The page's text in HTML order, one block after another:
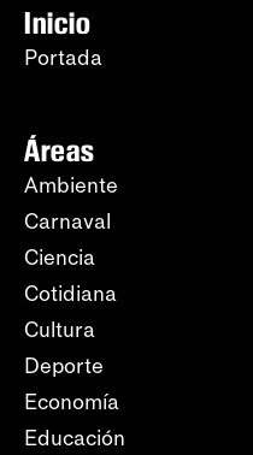
Inicio
Portada
Áreas
Ambiente
Carnaval
Ciencia
Cotidiana
Cultura
Deporte
Economía
Educación